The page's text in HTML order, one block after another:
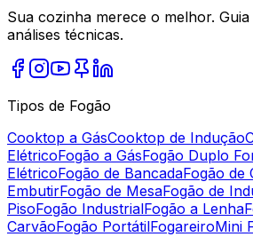
Sua cozinha merece o melhor.
análises técnicas.
Tipos de Fogão
Cooktop a GásCooktop de Indução
ElétricoFogão a GásFogão Duplo
ElétricoFogão de BancadaFogão de
EmbutirFogão de MesaFogão de
PisoFogão IndustrialFogão a Lenha
CarvãoFogão PortátilFogareiroMini